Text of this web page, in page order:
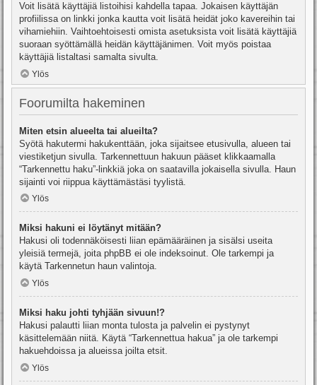
Voit lisätä käyttäjiä listoihisi kahdella tapaa. Jokaisen käyttäjän
profiilissa on linkki jonka kautta voit lisätä heidät joko kavereihin tai
vihamiehiin. Vaihtoehtoisesti omista asetuksista voit lisätä käyttäjiä
suoraan syöttämällä heidän käyttäjänimen. Voit myös poistaa
käyttäjiä listaltasi samalta sivulta.
Ylös
Foorumilta hakeminen
Miten etsin alueelta tai alueilta?
Syötä hakutermi hakukenttään, joka sijaitsee etusivulla, alueen tai
viestiketjun sivulla. Tarkennettuun hakuun pääset klikkaamalla
“Tarkennettu haku”-linkkiä joka on saatavilla jokaisella sivulla. Haun
sijainti voi riippua käyttämästäsi tyylistä.
Ylös
Miksi hakuni ei löytänyt mitään?
Hakusi oli todennäköisesti liian epämääräinen ja sisälsi useita
yleisiä termejä, joita phpBB ei ole indeksoinut. Ole tarkempi ja
käytä Tarkennetun haun valintoja.
Ylös
Miksi haku johti tyhjään sivuun!?
Hakusi palautti liian monta tulosta ja palvelin ei pystynyt
käsittelemään niitä. Käytä “Tarkennettua hakua” ja ole tarkempi
hakuehdoissa ja alueissa joilta etsit.
Ylös